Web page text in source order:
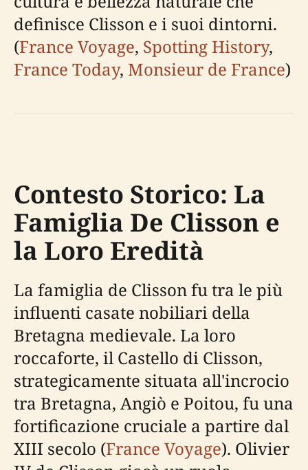
definisce Clisson e i suoi dintorni.
(France Voyage, Spotting History,
France Today, Monsieur de France)
Contesto Storico: La
Famiglia De Clisson e
la Loro Eredità
La famiglia de Clisson fu tra le più
influenti casate nobiliari della
Bretagna medievale. La loro
roccaforte, il Castello di Clisson,
strategicamente situata all'incrocio
tra Bretagna, Angiò e Poitou, fu una
fortificazione cruciale a partire dal
XIII secolo (France Voyage). Olivier